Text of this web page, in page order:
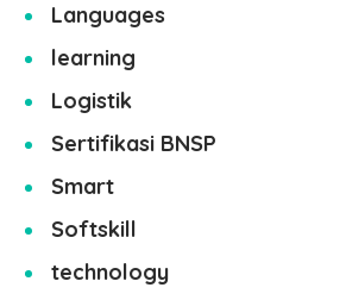
Languages
learning
Logistik
Sertifikasi BNSP
Smart
Softskill
technology